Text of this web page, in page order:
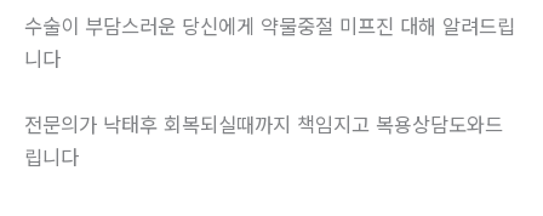
수술이 부담스러운 당신에게 약물중절 미프진 대해 알려드립
니다
전문의가 낙태후 회복되실때까지 책임지고 복용상담도와드
립니다